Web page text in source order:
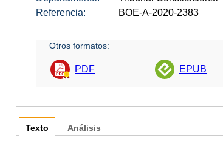
Referencia:
BOE-A-2020-2383
Otros formatos:
PDF EPUB
Texto Análisis